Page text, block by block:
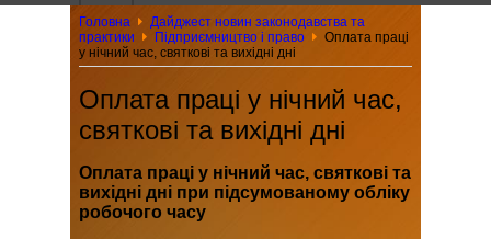
Головна
Дайджест новин законодавства та
практики
Підприємництво і право
Оплата праці
у нічний час, святкові та вихідні дні
Оплата праці у нічний час,
святкові та вихідні дні
Оплата праці у нічний час, святкові та
вихідні дні при підсумованому обліку
робочого часу